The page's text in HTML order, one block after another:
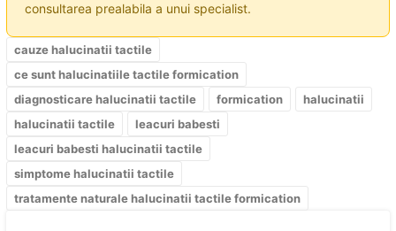
consultarea prealabila a unui specialist.
cauze halucinatii tactile
ce sunt halucinatiile tactile formication
diagnosticare halucinatii tactile
formication
halucinatii
halucinatii tactile
leacuri babesti
leacuri babesti halucinatii tactile
simptome halucinatii tactile
tratamente naturale halucinatii tactile formication